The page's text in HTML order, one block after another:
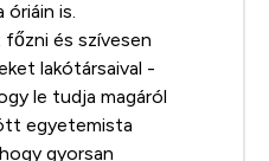
is.
és szívesen
lakótársaival -
le tudja magáról
egyetemista
gyorsan